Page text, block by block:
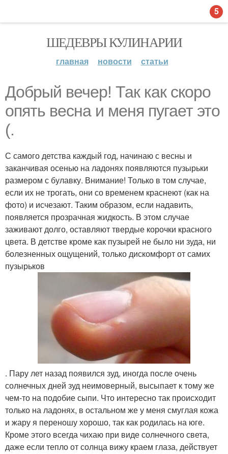
ШЕДЕВРЫ КУЛИНАРИИ
главная новости статьи
Добрый вечер! Так как скоро
опять весна и меня пугает это
(.
С самого детства каждый год, начинаю с весны и
заканчивая осенью на ладонях появляются пузырьки
размером с булавку. Внимание! Только в том случае,
если их не трогать, они со временем краснеют (как на
фото) и исчезают. Таким образом, если надавить,
появляется прозрачная жидкость. В этом случае
заживают долго, оставляют твердые корочки красного
цвета. В детстве кроме как пузырей не было ни зуда, ни
болезненных ощущений, только дискомфорт от самих
пузырьков
. Пару лет назад появился зуд, иногда после очень
солнечных дней зуд неимоверный, высыпает к тому же
чем-то на подобие сыпи. Что интересно так происходит
только на ладонях, в остальном же у меня смуглая кожа
и жару я переношу хорошо, так как родилась на юге.
Кроме этого всегда чихаю при виде солнечного света,
даже если тепло от солнца вижу краем глаза, действует
5